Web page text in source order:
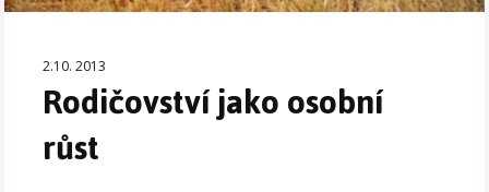
2.10. 2013
Rodičovství jako osobní
růst